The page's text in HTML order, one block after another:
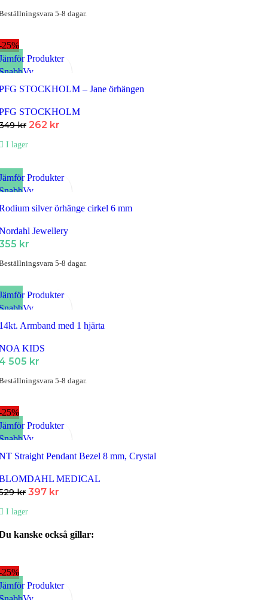
priset priset
5-8 dagar.
25%
Produkter
till i Favoriter
STOCKHOLM – Jane örhängen
STOCKHOLM
kr Det
349 kr.
262 kr
262 kr.
I lager
Produkter
till i Favoriter
silver örhänge cirkel 6 mm
Jewellery
kr
5-8 dagar.
Produkter
till i Favoriter
Armband med 1 hjärta
KIDS
505 kr
5-8 dagar.
25%
Produkter
till i Favoriter
Straight Pendant Bezel 8 mm, Crystal
MEDICAL
kr Det
var:
397 kr
är:
I lager
kanske också gillar:
25%
Produkter